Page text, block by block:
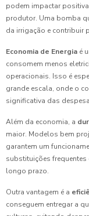
podem impactar
produtor. Uma bomba
da irrigação e contribuir
Economia de Energia é
consomem menos
operacionais. Isso é
grande escala, onde o
significativa das
Além da economia, a
maior. Modelos bem
garantem um
substituições frequentes
longo prazo.
Outra vantagem é a
conseguem entregar a